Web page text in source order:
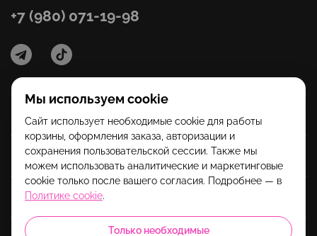
Категории
Помощь
Информация
+7 (980) 071-19-98
Мы используем cookie
Сайт использует необходимые cookie для работы
корзины, оформления заказа, авторизации и
сохранения пользовательской сессии. Также мы
можем использовать аналитические и маркетинговые
cookie только после вашего согласия. Подробнее — в
Политике cookie.
Только необходимые